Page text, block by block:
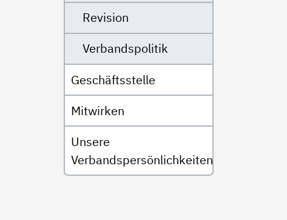
Revision
Verbandspolitik
Geschäftsstelle
Mitwirken
Unsere
Verbandspersönlichkeiten